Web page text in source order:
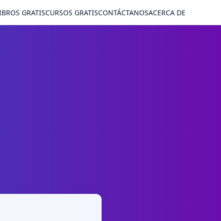
GRATISCURSOS GRATISCONTÁCTANOSACERCA DE